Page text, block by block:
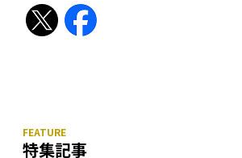
特集記事